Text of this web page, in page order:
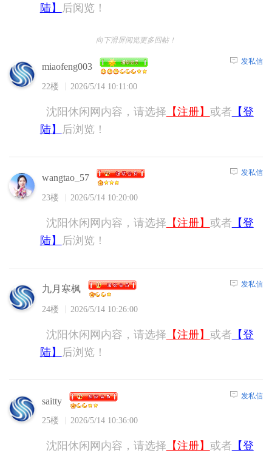
陆】
后阅览！
向下滑屏阅览更多回帖！
miaofeng003
22楼 2026/5/14 10:11:00
发私信
沈阳休闲网内容，请选择 【注册】 或者 【登
陆】
后浏览！
wangtao_57
23楼 2026/5/14 10:20:00
发私信
沈阳休闲网内容，请选择 【注册】 或者 【登
陆】
后浏览！
九月寒枫
24楼 2026/5/14 10:26:00
发私信
沈阳休闲网内容，请选择 【注册】 或者 【登
陆】
后浏览！
saitty
25楼 2026/5/14 10:36:00
发私信
沈阳休闲网内容，请选择 【注册】 或者 【登